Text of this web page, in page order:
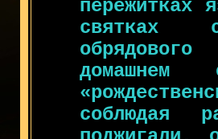
пережитках
святках
соблюдая